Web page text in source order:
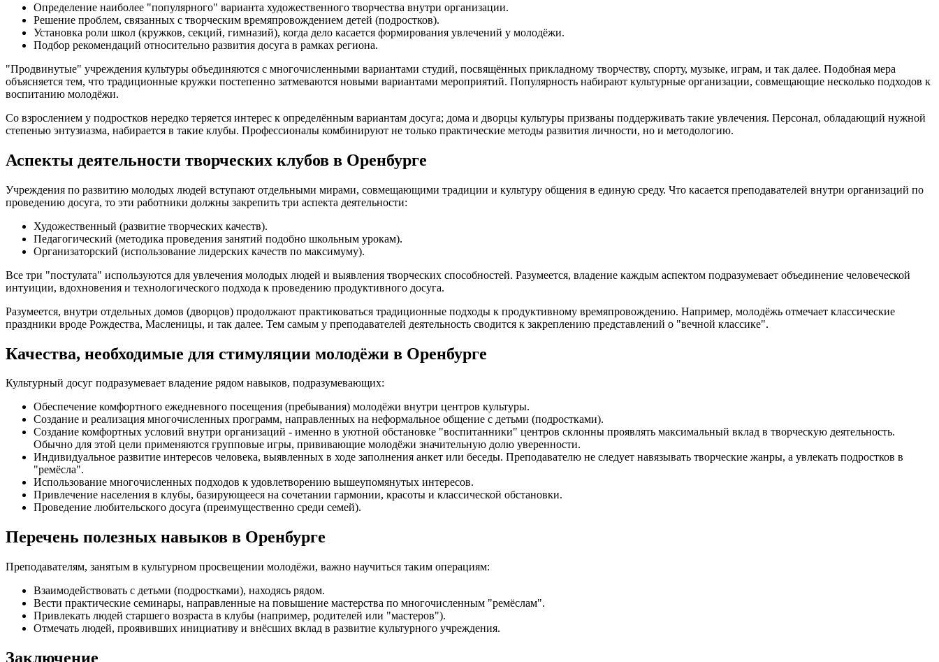
Определение наиболее "популярного" варианта художественного творчества внутри организации.
Решение проблем, связанных с творческим времяпровождением детей (подростков).
Установка роли школ (кружков, секций, гимназий), когда дело касается формирования увлечений у молодёжи.
Подбор рекомендаций относительно развития досуга в рамках региона.
"Продвинутые" учреждения культуры объединяются с многочисленными вариантами студий, посвящённых прикладному творчеству, спорту, музыке, играм, и так далее. Подобная мера
объясняется тем, что традиционные кружки постепенно затмеваются новыми вариантами мероприятий. Популярность набирают культурные организации, совмещающие несколько подходов к
воспитанию молодёжи.
Со взрослением у подростков нередко теряется интерес к определённым вариантам досуга; дома и дворцы культуры призваны поддерживать такие увлечения. Персонал, обладающий нужной
степенью энтузиазма, набирается в такие клубы. Профессионалы комбинируют не только практические методы развития личности, но и методологию.
Аспекты деятельности творческих клубов в Оренбурге
Учреждения по развитию молодых людей вступают отдельными мирами, совмещающими традиции и культуру общения в единую среду. Что касается преподавателей внутри организаций по
проведению досуга, то эти работники должны закрепить три аспекта деятельности:
Художественный (развитие творческих качеств).
Педагогический (методика проведения занятий подобно школьным урокам).
Организаторский (использование лидерских качеств по максимуму).
Все три "постулата" используются для увлечения молодых людей и выявления творческих способностей. Разумеется, владение каждым аспектом подразумевает объединение человеческой
интуиции, вдохновения и технологического подхода к проведению продуктивного досуга.
Разумеется, внутри отдельных домов (дворцов) продолжают практиковаться традиционные подходы к продуктивному времяпровождению. Например, молодёжь отмечает классические
праздники вроде Рождества, Масленицы, и так далее. Тем самым у преподавателей деятельность сводится к закреплению представлений о "вечной классике".
Качества, необходимые для стимуляции молодёжи в Оренбурге
Культурный досуг подразумевает владение рядом навыков, подразумевающих:
Обеспечение комфортного ежедневного посещения (пребывания) молодёжи внутри центров культуры.
Создание и реализация многочисленных программ, направленных на неформальное общение с детьми (подростками).
Создание комфортных условий внутри организаций - именно в уютной обстановке "воспитанники" центров склонны проявлять максимальный вклад в творческую деятельность.
Обычно для этой цели применяются групповые игры, прививающие молодёжи значительную долю уверенности.
Индивидуальное развитие интересов человека, выявленных в ходе заполнения анкет или беседы. Преподавателю не следует навязывать творческие жанры, а увлекать подростков в
"ремёсла".
Использование многочисленных подходов к удовлетворению вышеупомянутых интересов.
Привлечение населения в клубы, базирующееся на сочетании гармонии, красоты и классической обстановки.
Проведение любительского досуга (преимущественно среди семей).
Перечень полезных навыков в Оренбурге
Преподавателям, занятым в культурном просвещении молодёжи, важно научиться таким операциям:
Взаимодействовать с детьми (подростками), находясь рядом.
Вести практические семинары, направленные на повышение мастерства по многочисленным "ремёслам".
Привлекать людей старшего возраста в клубы (например, родителей или "мастеров").
Отмечать людей, проявивших инициативу и внёсших вклад в развитие культурного учреждения.
Заключение